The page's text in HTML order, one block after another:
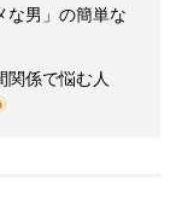
男」の簡単な
関係で悩む人